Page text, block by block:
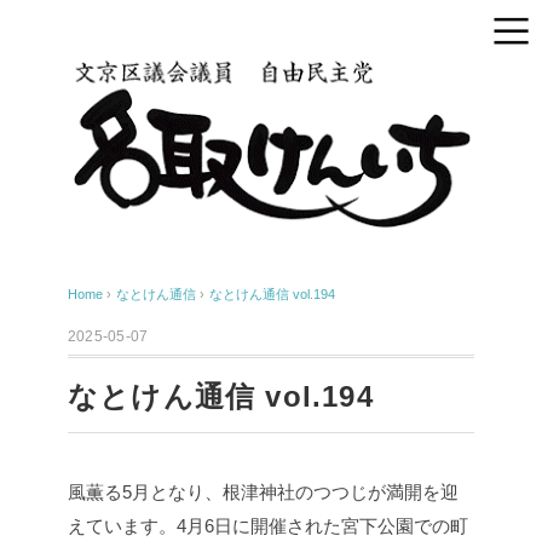
Home › なとけん通信 › なとけん通信 vol.194
2025-05-07
なとけん通信 vol.194
風薫る5月となり、根津神社のつつじが満開を迎
えています。4月6日に開催された宮下公園での町